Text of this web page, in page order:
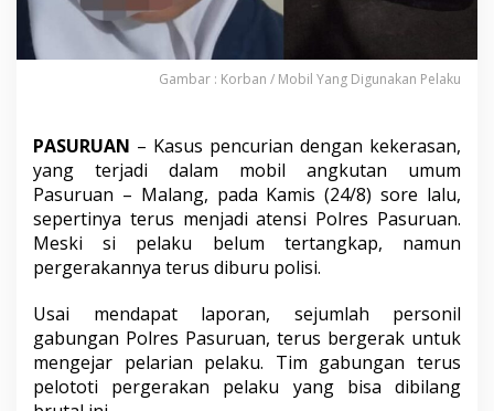
u
s
K
j
P
e
l
i
a
P
l
a
k
Gambar : Korban / Mobil Yang Digunakan Pelaku
PASURUAN – Kasus pencurian dengan kekerasan,
yang terjadi dalam mobil angkutan umum
Pasuruan – Malang, pada Kamis (24/8) sore lalu,
sepertinya terus menjadi atensi Polres Pasuruan.
Meski si pelaku belum tertangkap, namun
pergerakannya terus diburu polisi.
Usai mendapat laporan, sejumlah personil
gabungan Polres Pasuruan, terus bergerak untuk
mengejar pelarian pelaku. Tim gabungan terus
pelototi pergerakan pelaku yang bisa dibilang